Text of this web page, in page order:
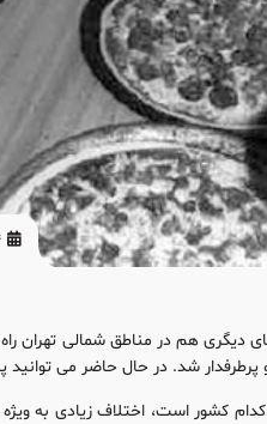
24 آذر 1404
دیگری هم در مناطق شمالی تهران
پرطرفدار شد. در حال حاضر می
کدام کشور است، اختلاف زیادی به